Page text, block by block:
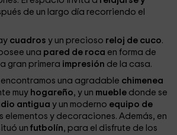
de un largo día recorriendo el
cuadros y un precioso reloj de cuco.
una pared de roca en forma de
gran primera impresión de la casa.
encontramos una agradable chimenea
muy hogareño, y un mueble donde se
antigua y un moderno equipo de
elementos y decoraciones. Además, en
unfutbolín, para el disfrute de los